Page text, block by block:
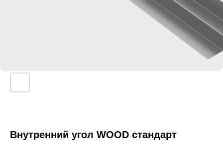
Внутренний угол WOOD стандарт